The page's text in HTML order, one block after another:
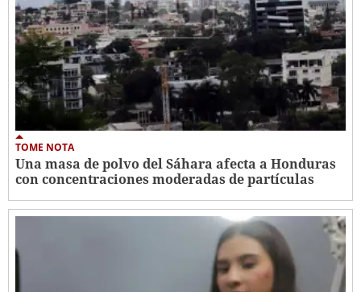
TOME NOTA
Una masa de polvo del Sáhara afecta a Honduras
con concentraciones moderadas de partículas